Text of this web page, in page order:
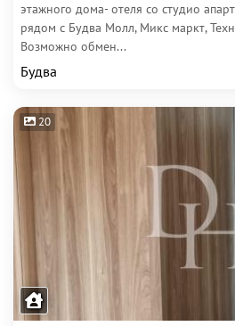
этажного дома- отеля со студио
рядом с Будва Молл, Микс маркт,
Возможно обмен...
Будва
20